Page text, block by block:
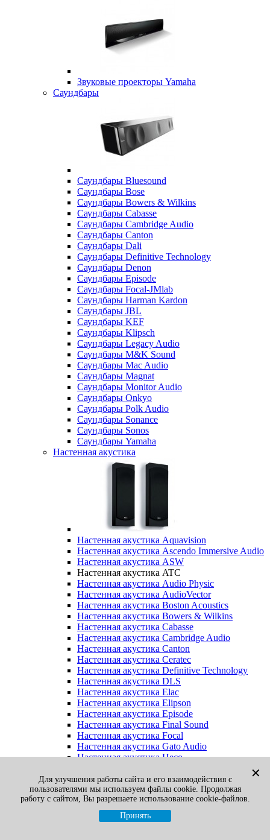
Звуковые проекторы Yamaha
Саундбары
Саундбары Bluesound
Саундбары Bose
Саундбары Bowers & Wilkins
Саундбары Cabasse
Саундбары Cambridge Audio
Саундбары Canton
Саундбары Dali
Саундбары Definitive Technology
Саундбары Denon
Саундбары Episode
Саундбары Focal-JMlab
Саундбары Harman Kardon
Саундбары JBL
Саундбары KEF
Саундбары Klipsch
Саундбары Legacy Audio
Саундбары M&K Sound
Саундбары Mac Audio
Саундбары Magnat
Саундбары Monitor Audio
Саундбары Onkyo
Саундбары Polk Audio
Саундбары Sonance
Саундбары Sonos
Саундбары Yamaha
Настенная акустика
Настенная акустика Aquavision
Настенная акустика Ascendo Immersive Audio
Настенная акустика ASW
Настенная акустика ATC
Настенная акустика Audio Physic
Настенная акустика AudioVector
Настенная акустика Boston Acoustics
Настенная акустика Bowers & Wilkins
Настенная акустика Cabasse
Настенная акустика Cambridge Audio
Настенная акустика Canton
Настенная акустика Ceratec
Настенная акустика Definitive Technology
Настенная акустика DLS
Настенная акустика Elac
Настенная акустика Elipson
Настенная акустика Episode
Настенная акустика Final Sound
Настенная акустика Focal
Настенная акустика Gato Audio
Настенная акустика Heco
Настенная акустика KEF
Настенная акустика Klipsch
Настенная акустика Legacy
Настенная акустика M&K Sound
Настенная акустика Martin Logan
✕
Для улучшения работы сайта и его взаимодействия с
пользователями мы используем файлы cookie. Продолжая
работу с сайтом, Вы разрешаете использование cookie-файлов.
Принять